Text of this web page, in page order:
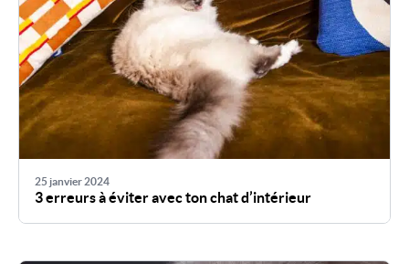
25 janvier 2024
3 erreurs à éviter avec ton chat d’intérieur